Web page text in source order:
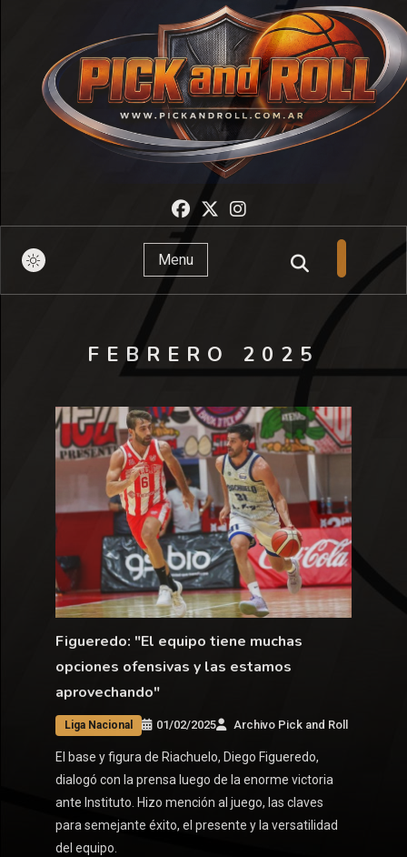
Pick And Roll
Menu
FEBRERO 2025
Figueredo: "El equipo tiene muchas
opciones ofensivas y las estamos
aprovechando"
Liga Nacional 01/02/2025 Archivo Pick and Roll
El base y figura de Riachuelo, Diego Figueredo,
dialogó con la prensa luego de la enorme victoria
ante Instituto. Hizo mención al juego, las claves
para semejante éxito, el presente y la versatilidad
del equipo.